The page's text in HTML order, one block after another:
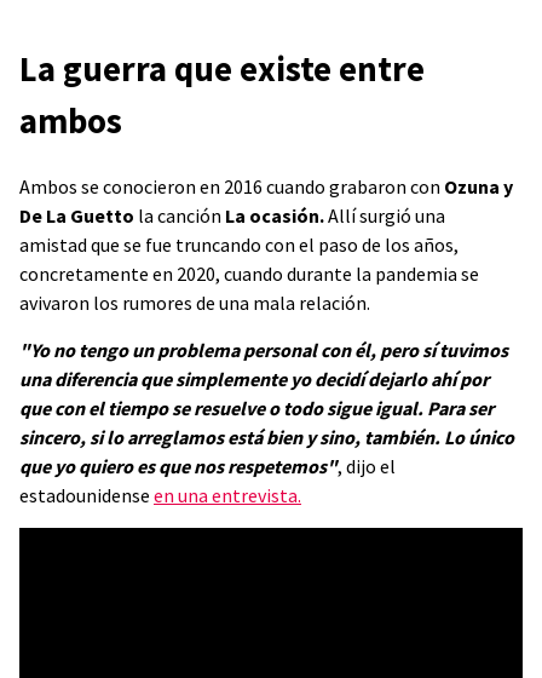
La guerra que existe entre
ambos
Ambos se conocieron en 2016 cuando grabaron con Ozuna y
De La Guetto la canción La ocasión.Allí surgió una
amistad que se fue truncando con el paso de los años,
concretamente en 2020, cuando durante la pandemia se
avivaron los rumores de una mala relación.
"Yo no tengo un problema personal con él, pero sí tuvimos
una diferencia que simplemente yo decidí dejarlo ahí por
que con el tiempo se resuelve o todo sigue igual. Para ser
sincero, si lo arreglamos está bien y sino, también. Lo único
que yo quiero es que nos respetemos", dijo el
estadounidense en una entrevista.